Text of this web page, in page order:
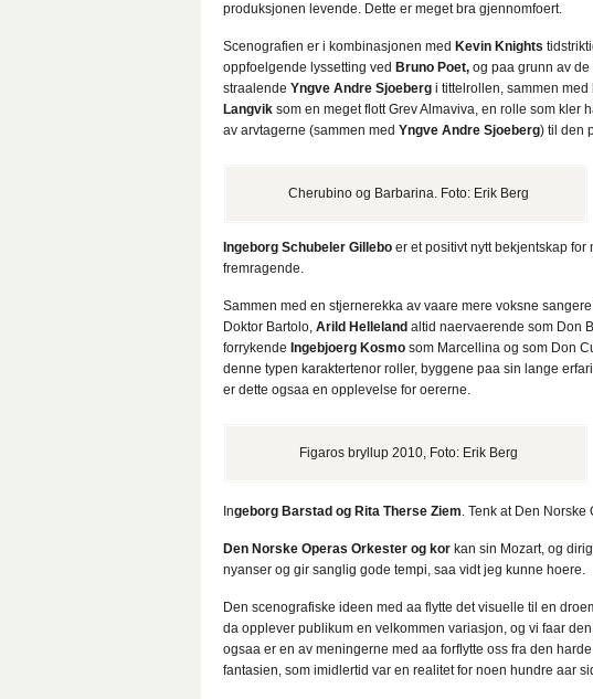
produksjonen levende. Dette er meget bra gjennomfoert.
Scenografien er i kombinasjonen med Kevin Knights
oppfoelgende lyssetting ved Bruno Poet, og paa grunn av
straalende Yngve Andre Sjoeberg i tittelrollen, sammen
Langvik som en meget flott Grev Almaviva, en rolle som kler
av arvtagerne (sammen med Yngve Andre Sjoeberg) til den
Cherubino og Barbarina. Foto: Erik Berg
Ingeborg Schubeler Gillebo er et positivt nytt bekjentskap
fremragende.
Sammen med en stjernerekka av vaare mere voksne
Doktor Bartolo, Arild Helleland altid naervaerende som Don
forrykende Ingebjoerg Kosmo som Marcellina og som Don
denne typen karaktertenor roller, byggene paa sin lange
er dette ogsaa en opplevelse for oererne.
Figaros bryllup 2010, Foto: Erik Berg
Ingeborg Barstad og Rita Therse Ziem. Tenk at Den Norske
Den Norske Operas Orkester og kor kan sin Mozart, og
nyanser og gir sanglig gode tempi, saa vidt jeg kunne hoere.
Den scenografiske ideen med aa flytte det visuelle til en
da opplever publikum en velkommen variasjon, og vi faar
ogsaa er en av meningerne med aa forflytte oss fra den
fantasien, som imidlertid var en realitet for noen hundre aar